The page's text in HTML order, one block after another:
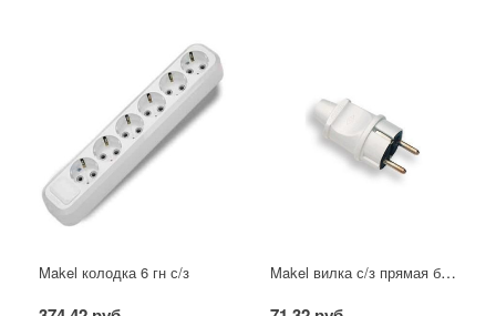
Makel колодка 6 гн с/з Makel вилка с/з прямая белая